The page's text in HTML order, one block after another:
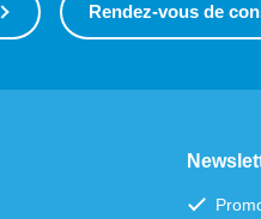
Rendez-vous de